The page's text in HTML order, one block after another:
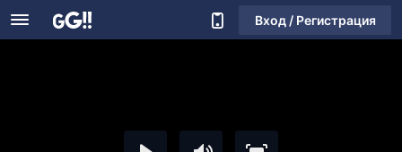
Вход / Регистрация